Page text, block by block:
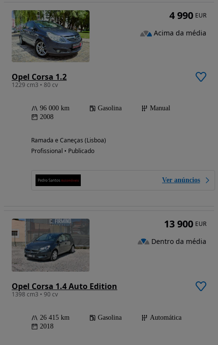
Opel Corsa 1.2
1229 cm3 • 80 cv
96 000 km Gasolina
Manual
2008
Ramada e Caneças (Lisboa)
Profissional • Publicado
Ver anúncios
4 990 EUR
Acima da média
Opel Corsa 1.4 Auto Edition
1398 cm3 • 90 cv
26 415 km Gasolina
Automática
2018
13 900 EUR
Dentro da média